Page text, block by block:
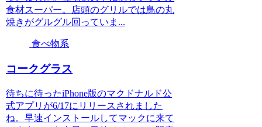
食材スーパー。店頭のグリルでは鳥の丸
焼きがグルグル回っていま...
食べ物系
コークグラス
待ちに待ったiPhone版のマクドナルド公
式アプリが6/17にリリースされました
ね。早速インストールしてマックに来て